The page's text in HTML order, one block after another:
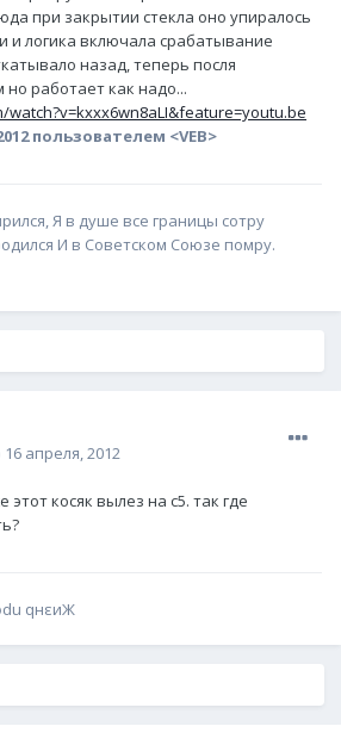
при закрытии стекла оно упиралось
логика включала срабатывание
назад, теперь посля
но работает как надо...
пользователем <VEB>
Я в душе все границы сотру
И в Советском Союзе помру.
16 апреля, 2012
косяк вылез на с5. так где
qнεиЖ